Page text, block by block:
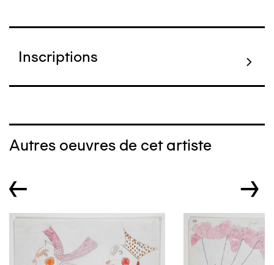
Inscriptions
Autres oeuvres de cet artiste
← →